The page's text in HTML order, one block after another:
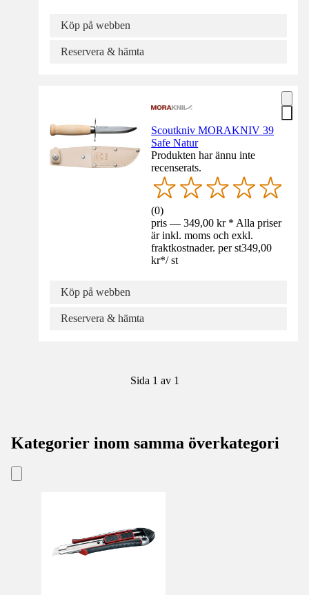
Köp på webben
Reservera & hämta
Scoutkniv MORAKNIV 39
Safe Natur
Produkten har ännu inte
recenserats.
(0)
pris — 349,00 kr * Alla priser
är inkl. moms och exkl.
fraktkostnader. per st349,00
kr*/ st
Köp på webben
Reservera & hämta
Sida 1 av 1
Kategorier inom samma överkategori